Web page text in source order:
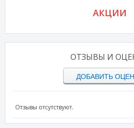
АКЦИИ
ОТЗЫВЫ И
ДОБАВИТЬ
Отзывы отсутствуют.